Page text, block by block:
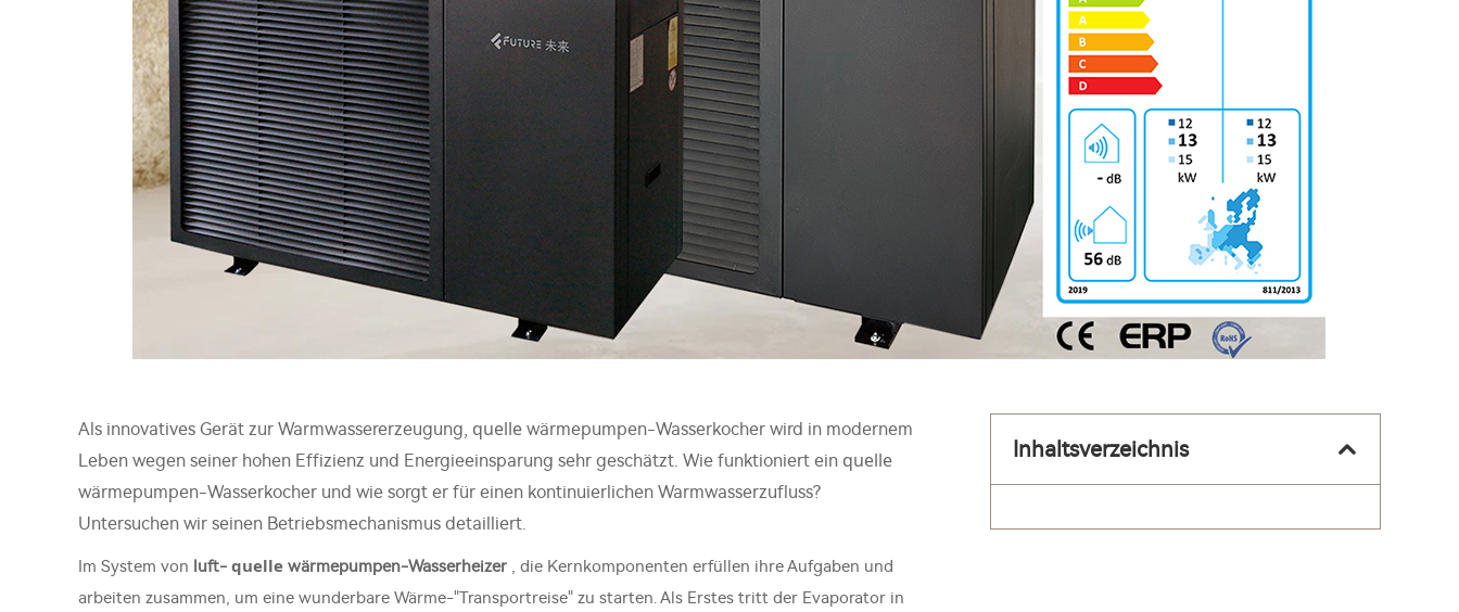
Als innovatives Gerät zur Warmwassererzeugung, quelle wärmepumpen-Wasserkocher wird in modernem
Leben wegen seiner hohen Effizienz und Energieeinsparung sehr geschätzt. Wie funktioniert ein quelle
wärmepumpen-Wasserkocher und wie sorgt er für einen kontinuierlichen Warmwasserzufluss?
Untersuchen wir seinen Betriebsmechanismus detailliert.
Im System von luft- quelle wärmepumpen-Wasserheizer , die Kernkomponenten erfüllen ihre Aufgaben und
arbeiten zusammen, um eine wunderbare Wärme-"Transportreise" zu starten. Als Erstes tritt der Evaporator in
Inhaltsverzeichnis